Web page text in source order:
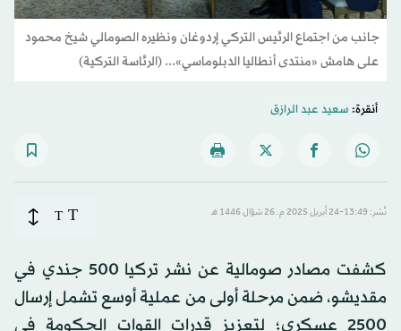
جانب من اجتماع الرئيس التركي إردوغان ونظيره الصومالي شيخ محمود
على هامش «منتدى أنطاليا الدبلوماسي»... (الرئاسة التركية)
أنقرة: سعيد عبد الرازق
نُشر: 13:49-24 أبريل 2025 م ـ 26 شوّال 1446 هـ T
T
كشفت مصادر صومالية عن نشر تركيا 500 جندي في
مقديشو، ضمن مرحلة أولى من عملية أوسع تشمل إرسال
2500 عسكري؛ لتعزيز قدرات القوات الحكومة في